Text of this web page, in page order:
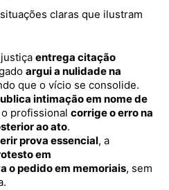
claras que ilustram
entrega citação
argui a nulidade na
que o vício se consolide.
intimação em nome de
o profissional corrige o erro na
ao ato.
prova essencial, a
em
o pedido em memoriais, sem